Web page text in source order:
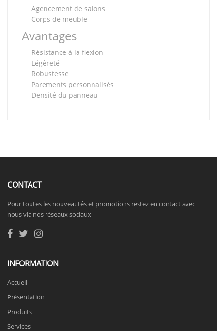
Agencement de salons
Corps de meuble
Avantages
Résistance à la flexion
Légèreté
Robustesse
Parements personnalisés
Densité du panneau
CONTACT
Pour toutes les nouveautés et promotions restez en contact avec
nous via nos réseaux sociaux
INFORMATION
Accueil
Présentation
Produits
Services